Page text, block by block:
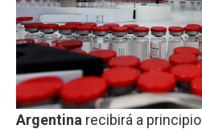
Argentina recibirá a